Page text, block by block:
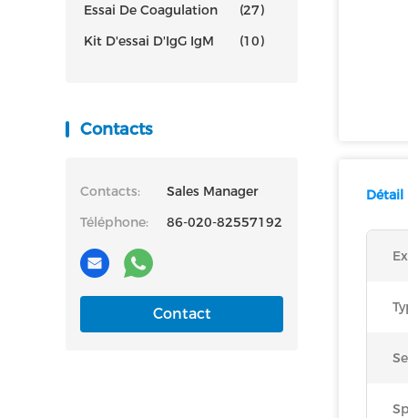
Essai De Coagulation
(27)
Kit D'essai D'IgG IgM
(10)
Contacts
Contacts:
Sales Manager
Téléphone:
86-020-82557192
Contact